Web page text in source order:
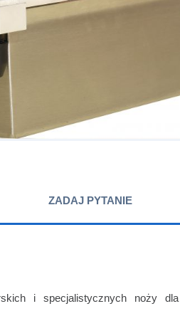
ZADAJ PYTANIE
i specjalistycznych noży dla